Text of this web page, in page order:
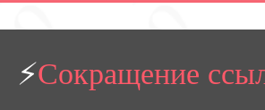
⚡Сокращение